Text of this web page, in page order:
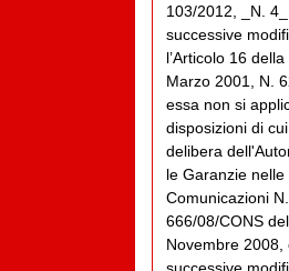
103/2012, _N.
successive
l’Articolo 16
Marzo 2001, N.
essa non si
disposizioni di
delibera
le Garanzie nelle
Comunicazioni N.
666/08/CONS
Novembre 2008,